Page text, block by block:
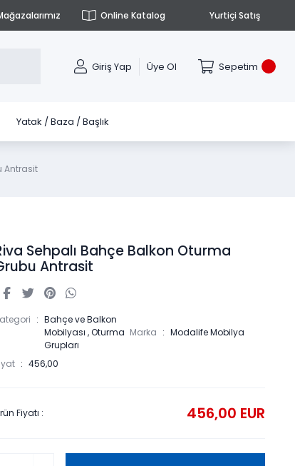
Online Katalog Yurtiçi Satış
Giriş Yap Üye Ol Sepetim
Yatak / Baza / Başlık
Antrasit
Sehpalı Bahçe Balkon Oturma
Antrasit
Bahçe ve Balkon
Mobilyası ,Oturma
Grupları
Marka Modalife Mobilya
456,00
Fiyatı : 456,00 EUR